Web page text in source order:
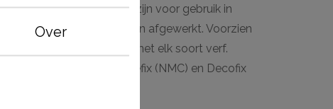
en wandlijsten zijn voor gebruik in
wanneer deze worden afgewerkt. Voorzien
gemakkelijk afwerken met elk soort verf.
af met de lijmen van Adefix (NMC) en Decofix
Over